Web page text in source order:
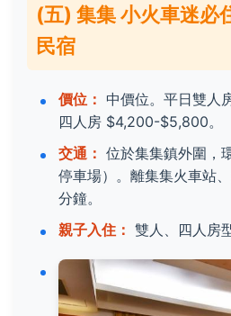
(五) 集集 小火車迷必
民宿
價位： 中價位。平日雙人
四人房 $4,200-$5,800。
交通： 位於集集鎮外圍，
停車場）。離集集火車站
分鐘。
親子入住： 雙人、四人房